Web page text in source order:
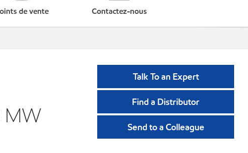
de vente Contactez-nous
MW
Talk To an Expert
Find a Distributor
Send to a Colleague